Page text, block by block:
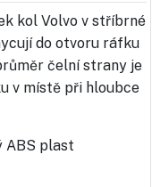
kol Volvo v stříbrné
do otvoru ráfku
čelní strany je
v místě při hloubce
ABS plast